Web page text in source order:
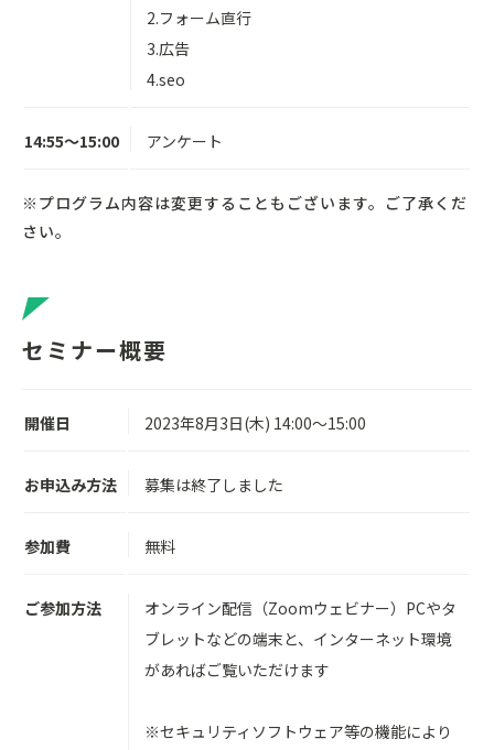
2.フォーム直行
3.広告
4.seo
14:55～15:00 アンケート
※プログラム内容は変更することもございます。ご了承くだ
さい。
セミナー概要
開催日 2023年8月3日(木) 14:00～15:00
お申込み方法 募集は終了しました
参加費 無料
ご参加方法
オンライン配信（Zoomウェビナー）PCやタ
ブレットなどの端末と、インターネット環境
があればご覧いただけます
※セキュリティソフトウェア等の機能により